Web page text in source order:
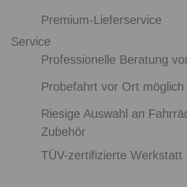
Premium-Lieferservice
Service
Professionelle Beratung
Probefahrt vor Ort möglich
Riesige Auswahl an
Zubehör
TÜV-zertifizierte Werkstatt